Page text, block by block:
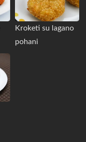
Kroketi su lagano
pohani